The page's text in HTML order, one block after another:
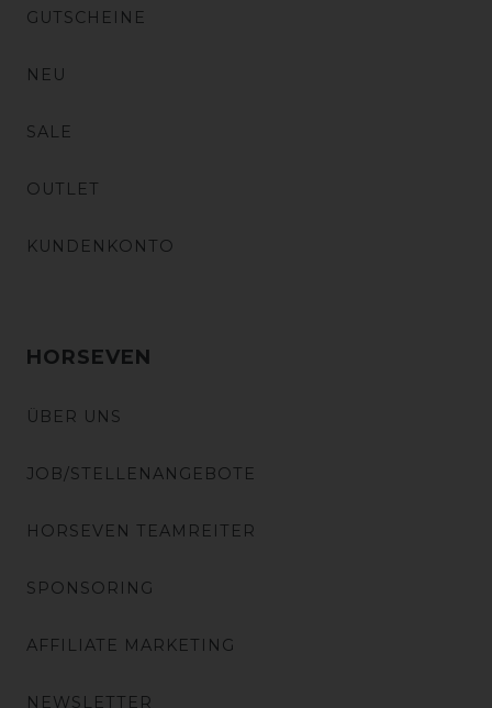
GUTSCHEINE
NEU
SALE
OUTLET
KUNDENKONTO
HORSEVEN
ÜBER UNS
JOB/STELLENANGEBOTE
HORSEVEN TEAMREITER
SPONSORING
AFFILIATE MARKETING
NEWSLETTER